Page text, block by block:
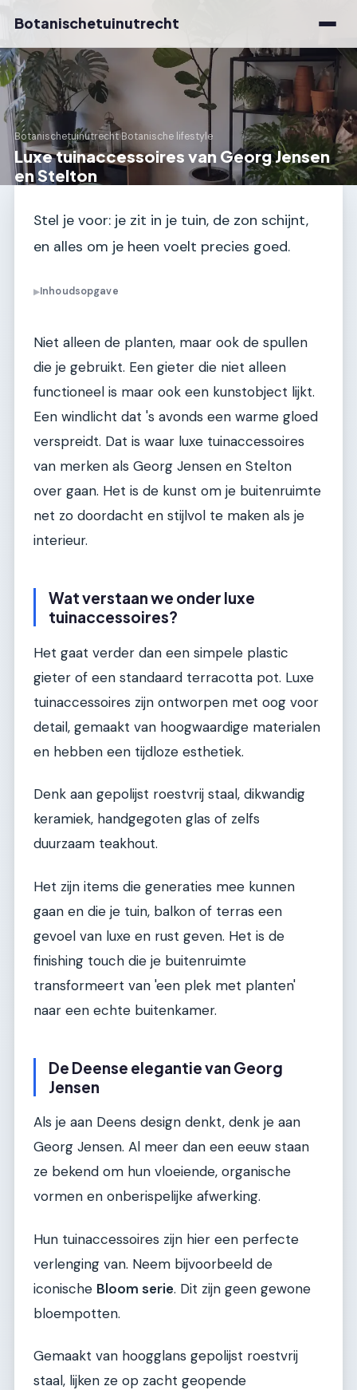
Botanischetuinutrecht
Botanischetuinutrecht›Botanische lifestyle
Luxe tuinaccessoires van Georg Jensen
en Stelton
Stel je voor: je zit in je tuin, de zon schijnt,
en alles om je heen voelt precies goed.
▶Inhoudsopgave
Niet alleen de planten, maar ook de spullen
die je gebruikt. Een gieter die niet alleen
functioneel is maar ook een kunstobject lijkt.
Een windlicht dat 's avonds een warme gloed
verspreidt. Dat is waar luxe tuinaccessoires
van merken als Georg Jensen en Stelton
over gaan. Het is de kunst om je buitenruimte
net zo doordacht en stijlvol te maken als je
interieur.
Wat verstaan we onder luxe
tuinaccessoires?
Het gaat verder dan een simpele plastic
gieter of een standaard terracotta pot. Luxe
tuinaccessoires zijn ontworpen met oog voor
detail, gemaakt van hoogwaardige materialen
en hebben een tijdloze esthetiek.
Denk aan gepolijst roestvrij staal, dikwandig
keramiek, handgegoten glas of zelfs
duurzaam teakhout.
Het zijn items die generaties mee kunnen
gaan en die je tuin, balkon of terras een
gevoel van luxe en rust geven. Het is de
finishing touch die je buitenruimte
transformeert van 'een plek met planten'
naar een echte buitenkamer.
De Deense elegantie van Georg
Jensen
Als je aan Deens design denkt, denk je aan
Georg Jensen. Al meer dan een eeuw staan
ze bekend om hun vloeiende, organische
vormen en onberispelijke afwerking.
Hun tuinaccessoires zijn hier een perfecte
verlenging van. Neem bijvoorbeeld de
iconische Bloom serie. Dit zijn geen gewone
bloempotten.
Gemaakt van hoogglans gepolijst roestvrij
staal, lijken ze op zacht geopende